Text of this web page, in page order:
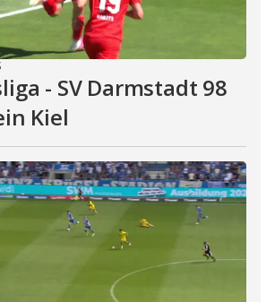
- SV Darmstadt 98
Kiel